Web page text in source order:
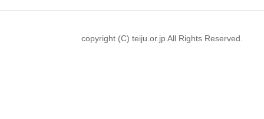
copyright (C) teiju.or.jp All Rights Reserved.